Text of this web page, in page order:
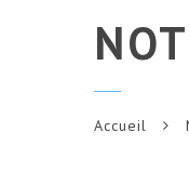
Accueil